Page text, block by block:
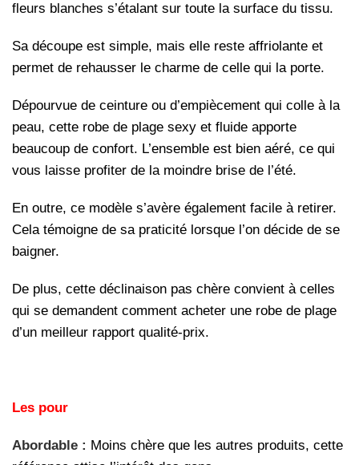
fleurs blanches s’étalant sur toute la surface du tissu.
Sa découpe est simple, mais elle reste affriolante et
permet de rehausser le charme de celle qui la porte.
Dépourvue de ceinture ou d’empiècement qui colle à la
peau, cette robe de plage sexy et fluide apporte
beaucoup de confort. L’ensemble est bien aéré, ce qui
vous laisse profiter de la moindre brise de l’été.
En outre, ce modèle s’avère également facile à retirer.
Cela témoigne de sa praticité lorsque l’on décide de se
baigner.
De plus, cette déclinaison pas chère convient à celles
qui se demandent comment acheter une robe de plage
d’un meilleur rapport qualité-prix.
Les pour
Abordable : Moins chère que les autres produits, cette